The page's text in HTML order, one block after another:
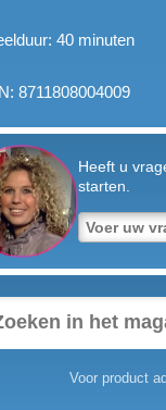
40 minuten
8711808004009
Heeft u
starten.
Voor product